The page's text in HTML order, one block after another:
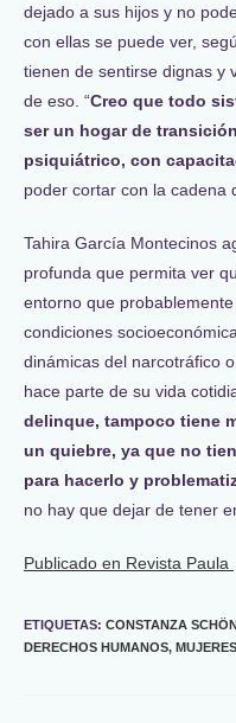
dejado a sus hijos y no
con ellas se puede ver,
tienen de sentirse dignas y
de eso. “Creo que todo
ser un hogar de
psiquiátrico, con
poder cortar con la cadena
Tahira García Montecinos
profunda que permita ver
entorno que
condiciones
dinámicas del narcotráfico
hace parte de su vida
delinque, tampoco tiene
un quiebre, ya que no
para hacerlo y
no hay que dejar de tener
Publicado en Revista Paula
ETIQUETAS: CONSTANZA
DERECHOS HUMANOS,